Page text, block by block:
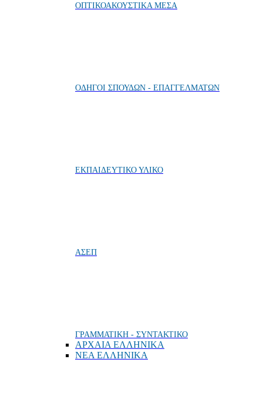
ΟΠΤΙΚΟΑΚΟΥΣΤΙΚΑ ΜΕΣΑ
ΟΔΗΓΟΙ ΣΠΟΥΔΩΝ - ΕΠΑΓΓΕΛΜΑΤΩΝ
ΕΚΠΑΙΔΕΥΤΙΚΟ ΥΛΙΚΟ
ΑΣΕΠ
ΓΡΑΜΜΑΤΙΚΗ - ΣΥΝΤΑΚΤΙΚΟ
ΑΡΧΑΙΑ ΕΛΛΗΝΙΚΑ
ΝΕΑ ΕΛΛΗΝΙΚΑ